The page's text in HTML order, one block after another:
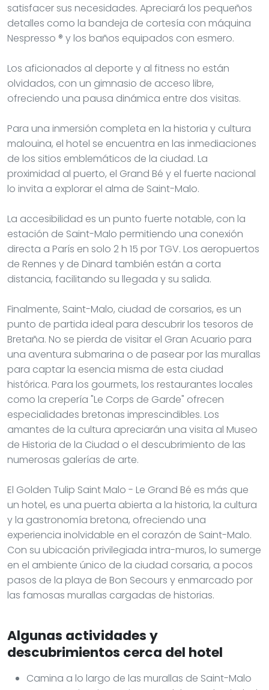
satisfacer sus necesidades. Apreciará los pequeños
detalles como la bandeja de cortesía con máquina
Nespresso ® y los baños equipados con esmero.
Los aficionados al deporte y al fitness no están
olvidados, con un gimnasio de acceso libre,
ofreciendo una pausa dinámica entre dos visitas.
Para una inmersión completa en la historia y cultura
malouina, el hotel se encuentra en las inmediaciones
de los sitios emblemáticos de la ciudad. La
proximidad al puerto, el Grand Bé y el fuerte nacional
lo invita a explorar el alma de Saint-Malo.
La accesibilidad es un punto fuerte notable, con la
estación de Saint-Malo permitiendo una conexión
directa a París en solo 2 h 15 por TGV. Los aeropuertos
de Rennes y de Dinard también están a corta
distancia, facilitando su llegada y su salida.
Finalmente, Saint-Malo, ciudad de corsarios, es un
punto de partida ideal para descubrir los tesoros de
Bretaña. No se pierda de visitar el Gran Acuario para
una aventura submarina o de pasear por las murallas
para captar la esencia misma de esta ciudad
histórica. Para los gourmets, los restaurantes locales
como la crepería "Le Corps de Garde" ofrecen
especialidades bretonas imprescindibles. Los
amantes de la cultura apreciarán una visita al Museo
de Historia de la Ciudad o el descubrimiento de las
numerosas galerías de arte.
El Golden Tulip Saint Malo - Le Grand Bé es más que
un hotel, es una puerta abierta a la historia, la cultura
y la gastronomía bretona, ofreciendo una
experiencia inolvidable en el corazón de Saint-Malo.
Con su ubicación privilegiada intra-muros, lo sumerge
en el ambiente único de la ciudad corsaria, a pocos
pasos de la playa de Bon Secours y enmarcado por
las famosas murallas cargadas de historias.
Algunas actividades y
descubrimientos cerca del hotel
Camina a lo largo de las murallas de Saint-Malo